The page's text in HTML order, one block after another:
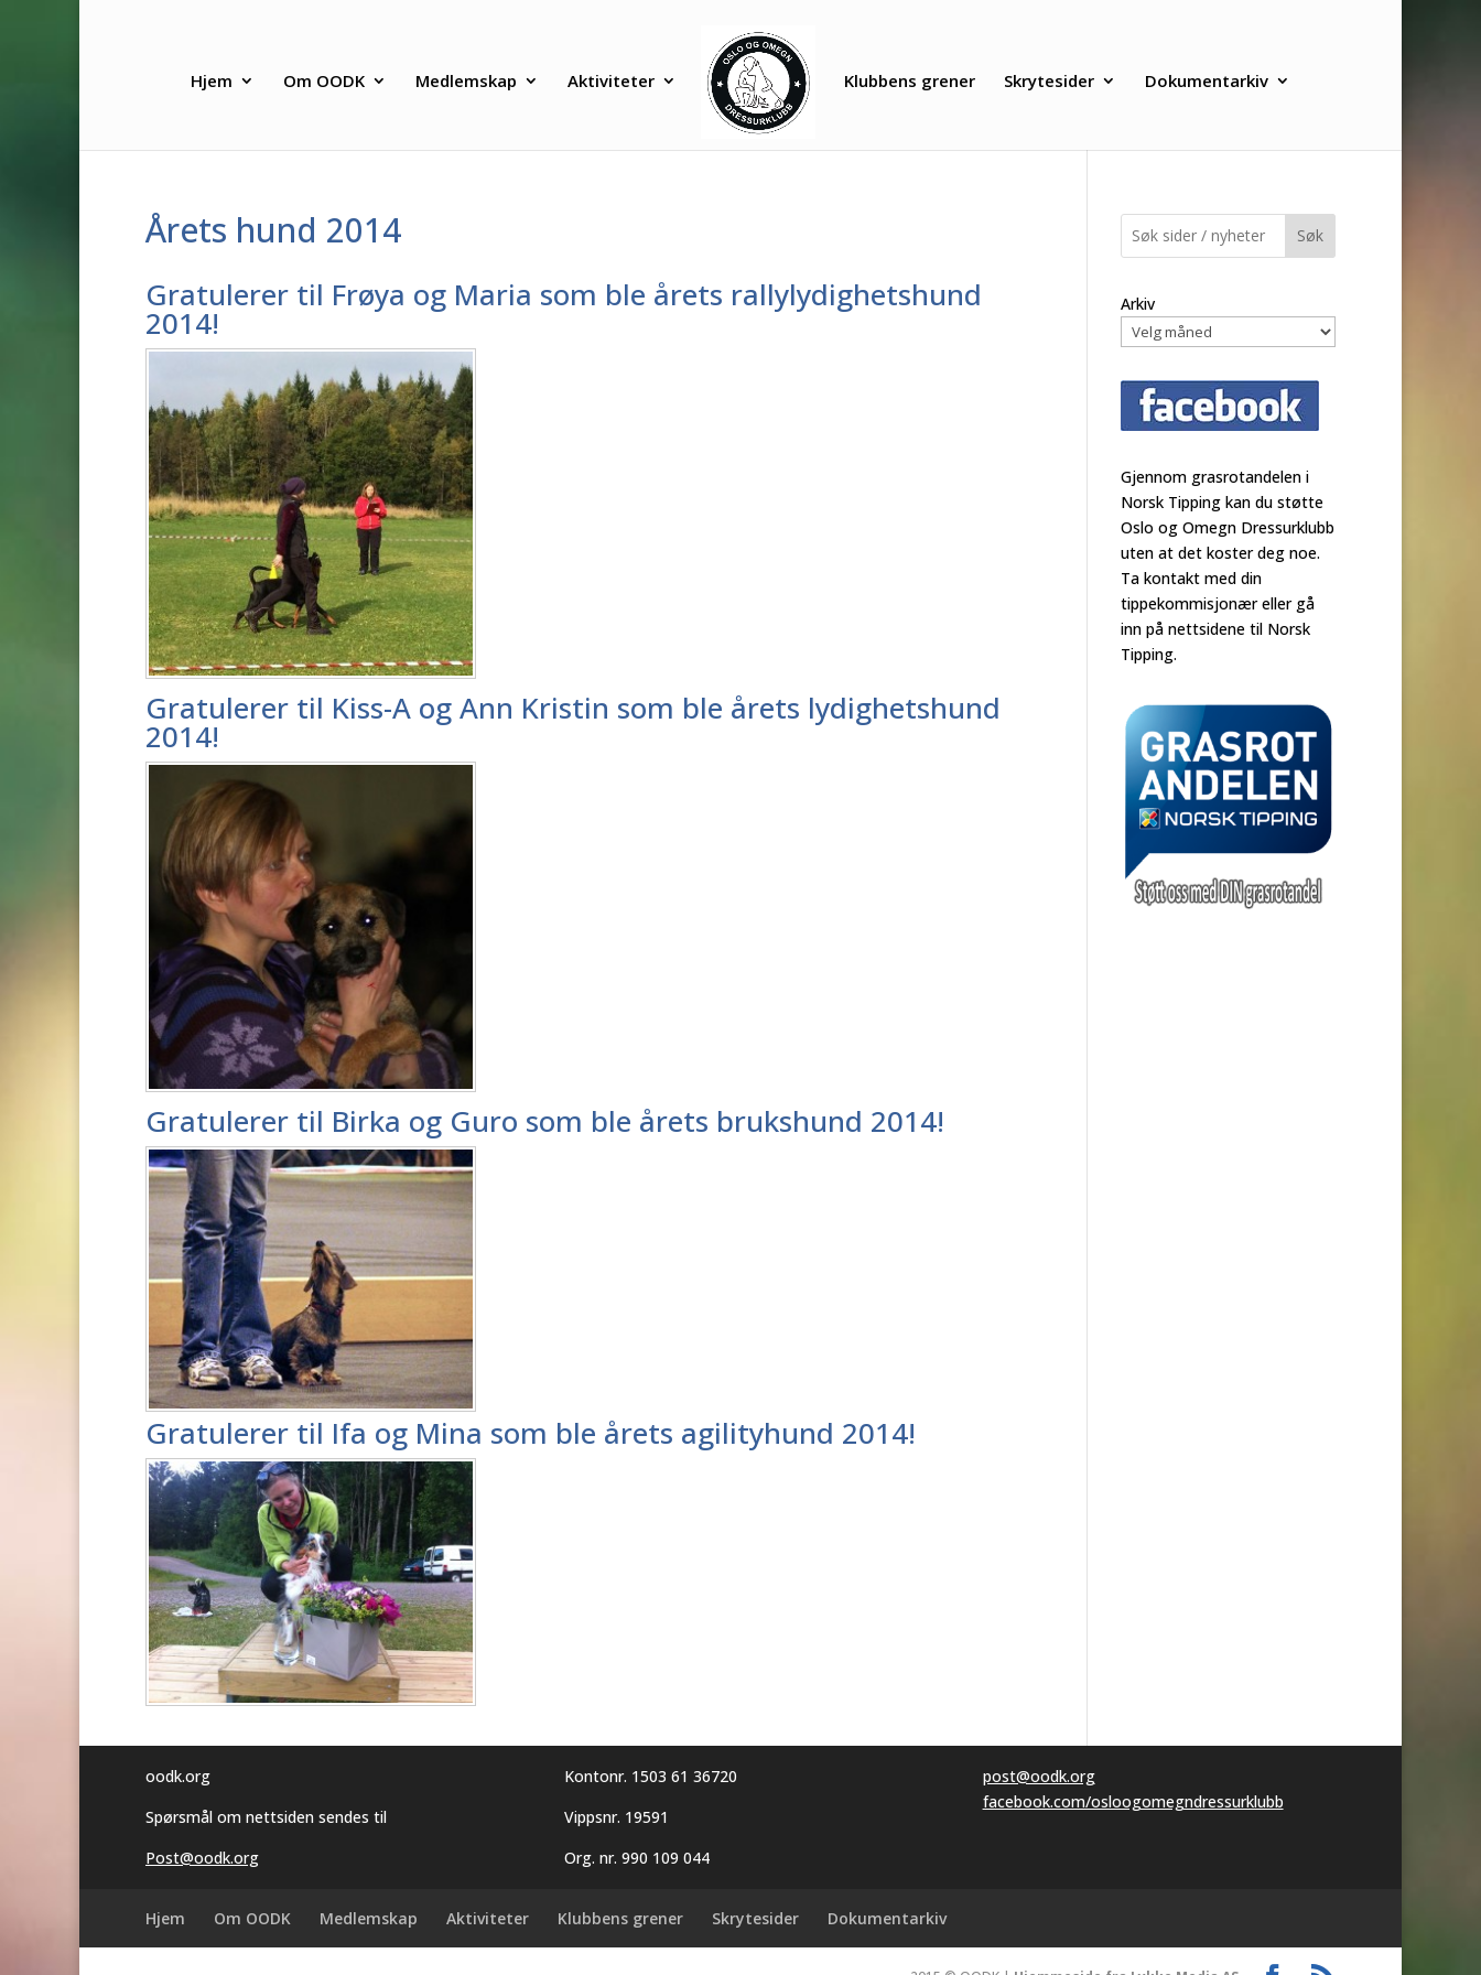
Hjem Om OODK Medlemskap Aktiviteter Klubbens grener Skrytesider Dokumentarkiv
Årets hund 2014
Gratulerer til Frøya og Maria som ble årets rallylydighetshund
2014!
Gratulerer til Kiss-A og Ann Kristin som ble årets lydighetshund
2014!
Gratulerer til Birka og Guro som ble årets brukshund 2014!
Gratulerer til Ifa og Mina som ble årets agilityhund 2014!
Søk
Arkiv
Gjennom grasrotandelen i
Norsk Tipping kan du støtte
Oslo og Omegn Dressurklubb
uten at det koster deg noe.
Ta kontakt med din
tippekommisjonær eller gå
inn på nettsidene til Norsk
Tipping.
oodk.org
Spørsmål om nettsiden sendes til
Post@oodk.org
Kontonr. 1503 61 36720
Vippsnr. 19591
Org. nr. 990 109 044
post@oodk.org
facebook.com/osloogomegndressurklubb
Hjem Om OODK Medlemskap Aktiviteter Klubbens grener Skrytesider Dokumentarkiv